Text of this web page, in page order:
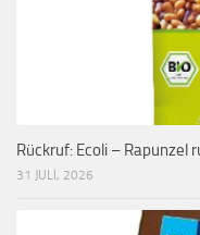
Rückruf: Ecoli – Rapunzel
31 JULI, 2026